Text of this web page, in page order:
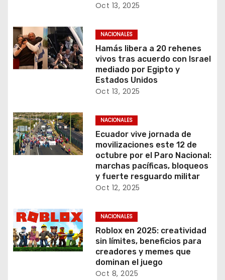
Oct 13, 2025
NACIONALES
Hamás libera a 20 rehenes
vivos tras acuerdo con Israel
mediado por Egipto y
Estados Unidos
Oct 13, 2025
NACIONALES
Ecuador vive jornada de
movilizaciones este 12 de
octubre por el Paro Nacional:
marchas pacíficas, bloqueos
y fuerte resguardo militar
Oct 12, 2025
NACIONALES
Roblox en 2025: creatividad
sin límites, beneficios para
creadores y memes que
dominan el juego
Oct 8, 2025